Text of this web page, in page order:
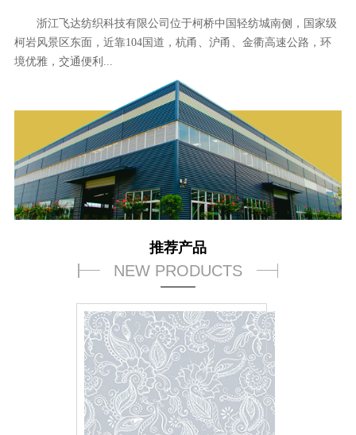
浙江飞达纺织科技有限公司位于柯桥中国轻纺城南侧，国家级
柯岩风景区东面，近靠104国道，杭甬、沪甬、金衢高速公路，环
境优雅，交通便利...
推荐产品
NEW PRODUCTS